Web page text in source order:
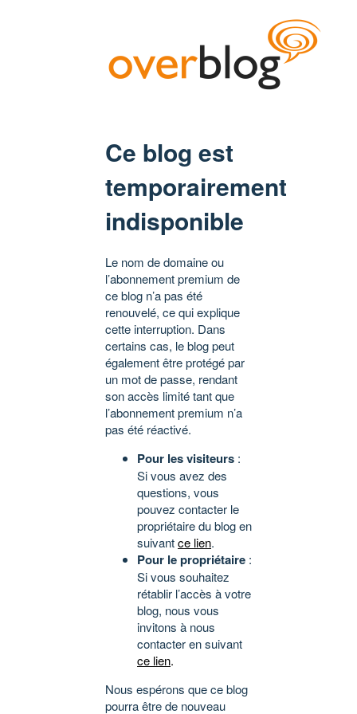
Ce blog est
temporairement
indisponible
Le nom de domaine ou
l’abonnement premium de
ce blog n’a pas été
renouvelé, ce qui explique
cette interruption. Dans
certains cas, le blog peut
également être protégé par
un mot de passe, rendant
son accès limité tant que
l’abonnement premium n’a
pas été réactivé.
Pour les visiteurs :
Si vous avez des
questions, vous
pouvez contacter le
propriétaire du blog en
suivantce lien.
Pour le propriétaire :
Si vous souhaitez
rétablir l’accès à votre
blog, nous vous
invitons à nous
contacter en suivant
ce lien.
Nous espérons que ce blog
pourra être de nouveau